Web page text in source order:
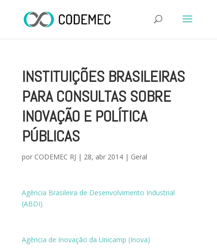
INSTITUIÇÕES BRASILEIRAS
PARA CONSULTAS SOBRE
INOVAÇÃO E POLÍTICA
PÚBLICAS
por CODEMEC RJ | 28, abr 2014| Geral
Agência Brasileira de Desenvolvimento Industrial
(ABDI)
Agência de Inovação da Unicamp (Inova)